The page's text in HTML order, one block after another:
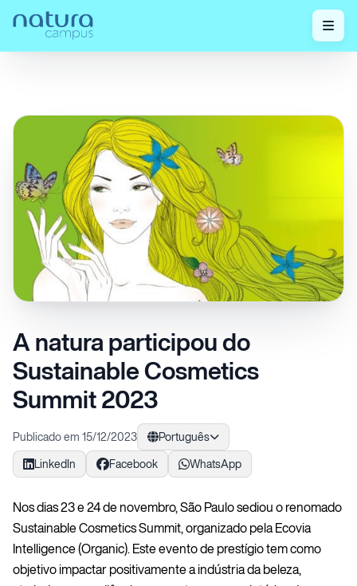
A natura participou do
Sustainable Cosmetics
Summit 2023
Publicado em 15/12/2023
Português
LinkedIn
Facebook WhatsApp
Nos dias 23 e 24 de novembro, São Paulo sediou o renomado
Sustainable Cosmetics Summit, organizado pela Ecovia
Intelligence (Organic). Este evento de prestígio tem como
objetivo impactar positivamente a indústria da beleza,